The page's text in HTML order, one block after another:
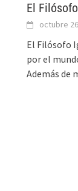
El
octubre
El Filósofo
por el
Además de